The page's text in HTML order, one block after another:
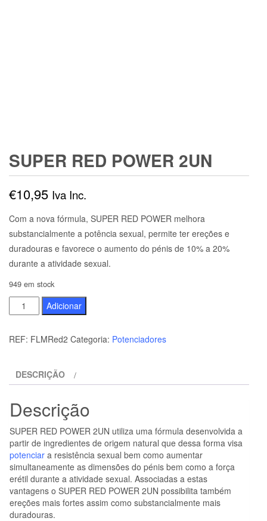
SUPER RED POWER 2UN
€10,95 Iva Inc.
Com a nova fórmula, SUPER RED POWER melhora
substancialmente a potência sexual, permite ter ereções e
duradouras e favorece o aumento do pénis de 10% a 20%
durante a atividade sexual.
949 em stock
Quantidade
de
SUPER
2UN
Adicionar
REF: FLMRed2 Categoria: Potenciadores
DESCRIÇÃO
Descrição
SUPER RED POWER 2UN utiliza uma fórmula desenvolvida a
partir de ingredientes de origem natural que dessa forma visa
potenciar a resistência sexual bem como aumentar
simultaneamente as dimensões do pénis bem como a força
erétil durante a atividade sexual. Associadas a estas
vantagens o SUPER RED POWER 2UN possibilita também
ereções mais fortes assim como substancialmente mais
duradouras.